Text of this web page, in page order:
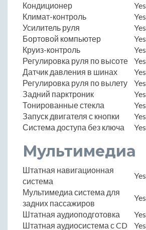
Кондиционер
Yes
Климат-контроль
Yes
Усилитель руля
Yes
Бортовой компьютер
Yes
Круиз-контроль
Yes
Регулировка руля по высоте
Yes
Датчик давления в шинах
Yes
Регулировка руля по вылету
Yes
Задний парктроник
Yes
Тонированные стекла
Yes
Запуск двигателя с кнопки
Yes
Система доступа без ключа
Yes
Мультимедиа
Штатная навигационная
система
Yes
Мультимедиа система для
задних пассажиров
Yes
Штатная аудиоподготовка
Yes
Штатная аудиосистема с CD
Yes